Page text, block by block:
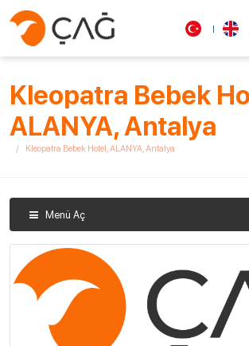
Kleopatra Bebek
ALANYA, Antalya
Kleopatra Bebek Hotel, ALANYA, Antalya
Menü Aç